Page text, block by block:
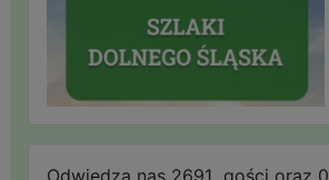
Odwiedza nas 2691 gości oraz 0